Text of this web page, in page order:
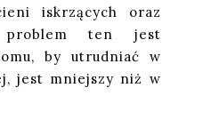
iskrzących oraz
problem ten jest
by utrudniać w
jest mniejszy niż w